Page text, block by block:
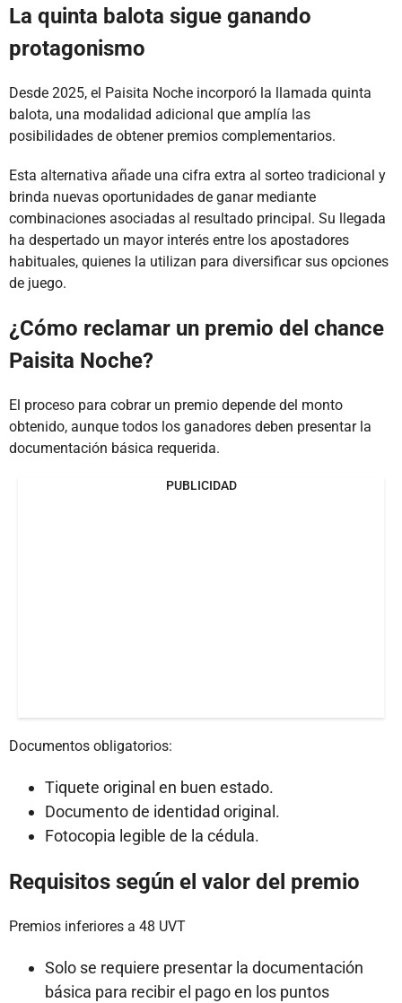
La quinta balota sigue ganando
protagonismo
Desde 2025, el Paisita Noche incorporó la llamada quinta
balota, una modalidad adicional que amplía las
posibilidades de obtener premios complementarios.
Esta alternativa añade una cifra extra al sorteo tradicional y
brinda nuevas oportunidades de ganar mediante
combinaciones asociadas al resultado principal. Su llegada
ha despertado un mayor interés entre los apostadores
habituales, quienes la utilizan para diversificar sus opciones
de juego.
¿Cómo reclamar un premio del chance
Paisita Noche?
El proceso para cobrar un premio depende del monto
obtenido, aunque todos los ganadores deben presentar la
documentación básica requerida.
PUBLICIDAD
Documentos obligatorios:
Tiquete original en buen estado.
Documento de identidad original.
Fotocopia legible de la cédula.
Requisitos según el valor del premio
Premios inferiores a 48 UVT
Solo se requiere presentar la documentación
básica para recibir el pago en los puntos